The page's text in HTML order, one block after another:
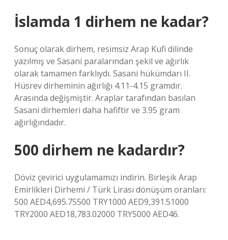
İslamda 1 dirhem ne kadar?
Sonuç olarak dirhem, resimsiz Arap Kufi dilinde
yazılmış ve Sasani paralarından şekil ve ağırlık
olarak tamamen farklıydı. Sasani hükümdarı II.
Hüsrev dirheminin ağırlığı 4.11-4.15 gramdır.
Arasında değişmiştir. Araplar tarafından basılan
Sasani dirhemleri daha hafiftir ve 3.95 gram
ağırlığındadır.
500 dirhem ne kadardır?
Döviz çevirici uygulamamızı indirin. Birleşik Arap
Emirlikleri Dirhemi / Türk Lirası dönüşüm oranları:
500 AED4,695.75500 TRY1000 AED9,391.51000
TRY2000 AED18,783.02000 TRY5000 AED46.